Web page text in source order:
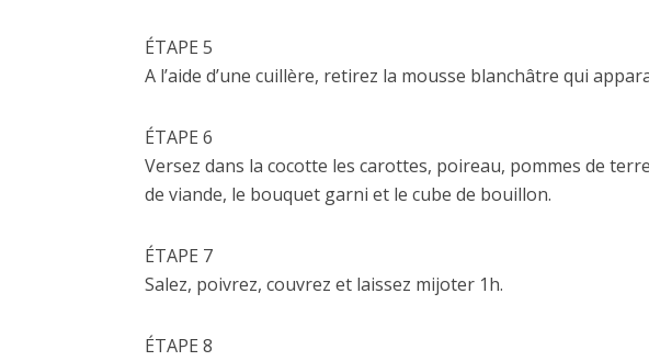
ÉTAPE 5
A l’aide d’une cuillère, retirez la mousse blanchâtre qui
ÉTAPE 6
Versez dans la cocotte les carottes, poireau, pommes de
de viande, le bouquet garni et le cube de bouillon.
ÉTAPE 7
Salez, poivrez, couvrez et laissez mijoter 1h.
ÉTAPE 8